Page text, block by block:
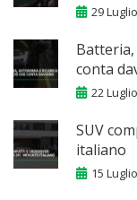
29
conta
22
SUV
italiano
15